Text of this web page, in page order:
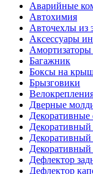
Аварийные
Автохимия
Авточехлы из
Аксессуары
Амортизаторы
Багажник
Боксы на
Брызговики
Дверные
Декоративные
Декоративный
Декоративный
Дефлектор
Дефлектор